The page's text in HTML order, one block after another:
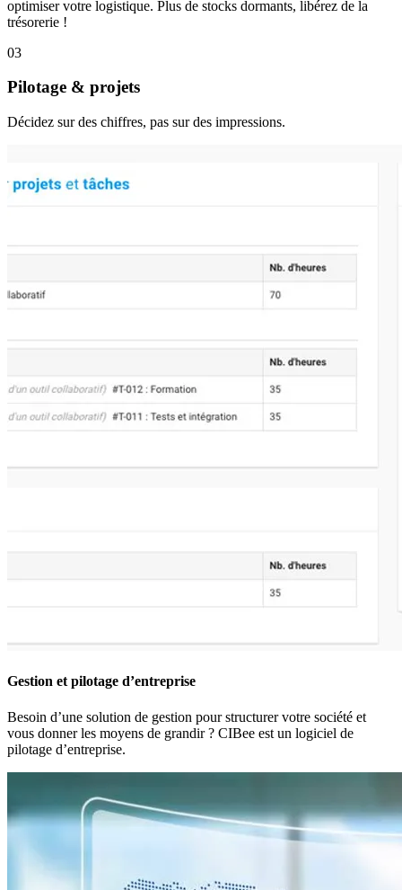
optimiser votre logistique. Plus de stocks dormants, libérez de la
trésorerie !
03
Pilotage & projets
Décidez sur des chiffres, pas sur des impressions.
Gestion et pilotage d’entreprise
Besoin d’une solution de gestion pour structurer votre société et
vous donner les moyens de grandir ? CIBee est un logiciel de
pilotage d’entreprise.